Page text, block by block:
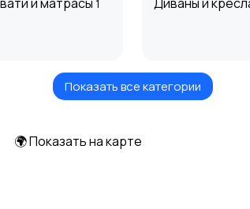
1
Растения и
Показать все категории
🌍 Показать на карте